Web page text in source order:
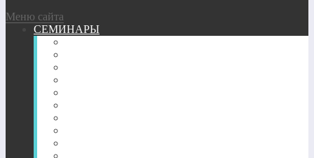
Меню сайта
СЕМИНАРЫ